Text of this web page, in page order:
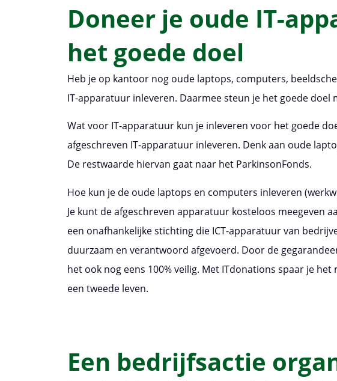
Doneer je oude IT-
het goede doel
Heb je op kantoor nog oude laptops, computers,
IT-apparatuur inleveren. Daarmee steun je het goede doel
Wat voor IT-apparatuur kun je inleveren voor het goede
afgeschreven IT-apparatuur inleveren. Denk aan oude
De restwaarde hiervan gaat naar het ParkinsonFonds.
Hoe kun je de oude laptops en computers inleveren
Je kunt de afgeschreven apparatuur kosteloos meegeven
een onafhankelijke stichting die ICT-apparatuur van
duurzaam en verantwoord afgevoerd. Door de
het ook nog eens 100% veilig. Met ITdonations spaar je
een tweede leven.
Een bedrijfsactie